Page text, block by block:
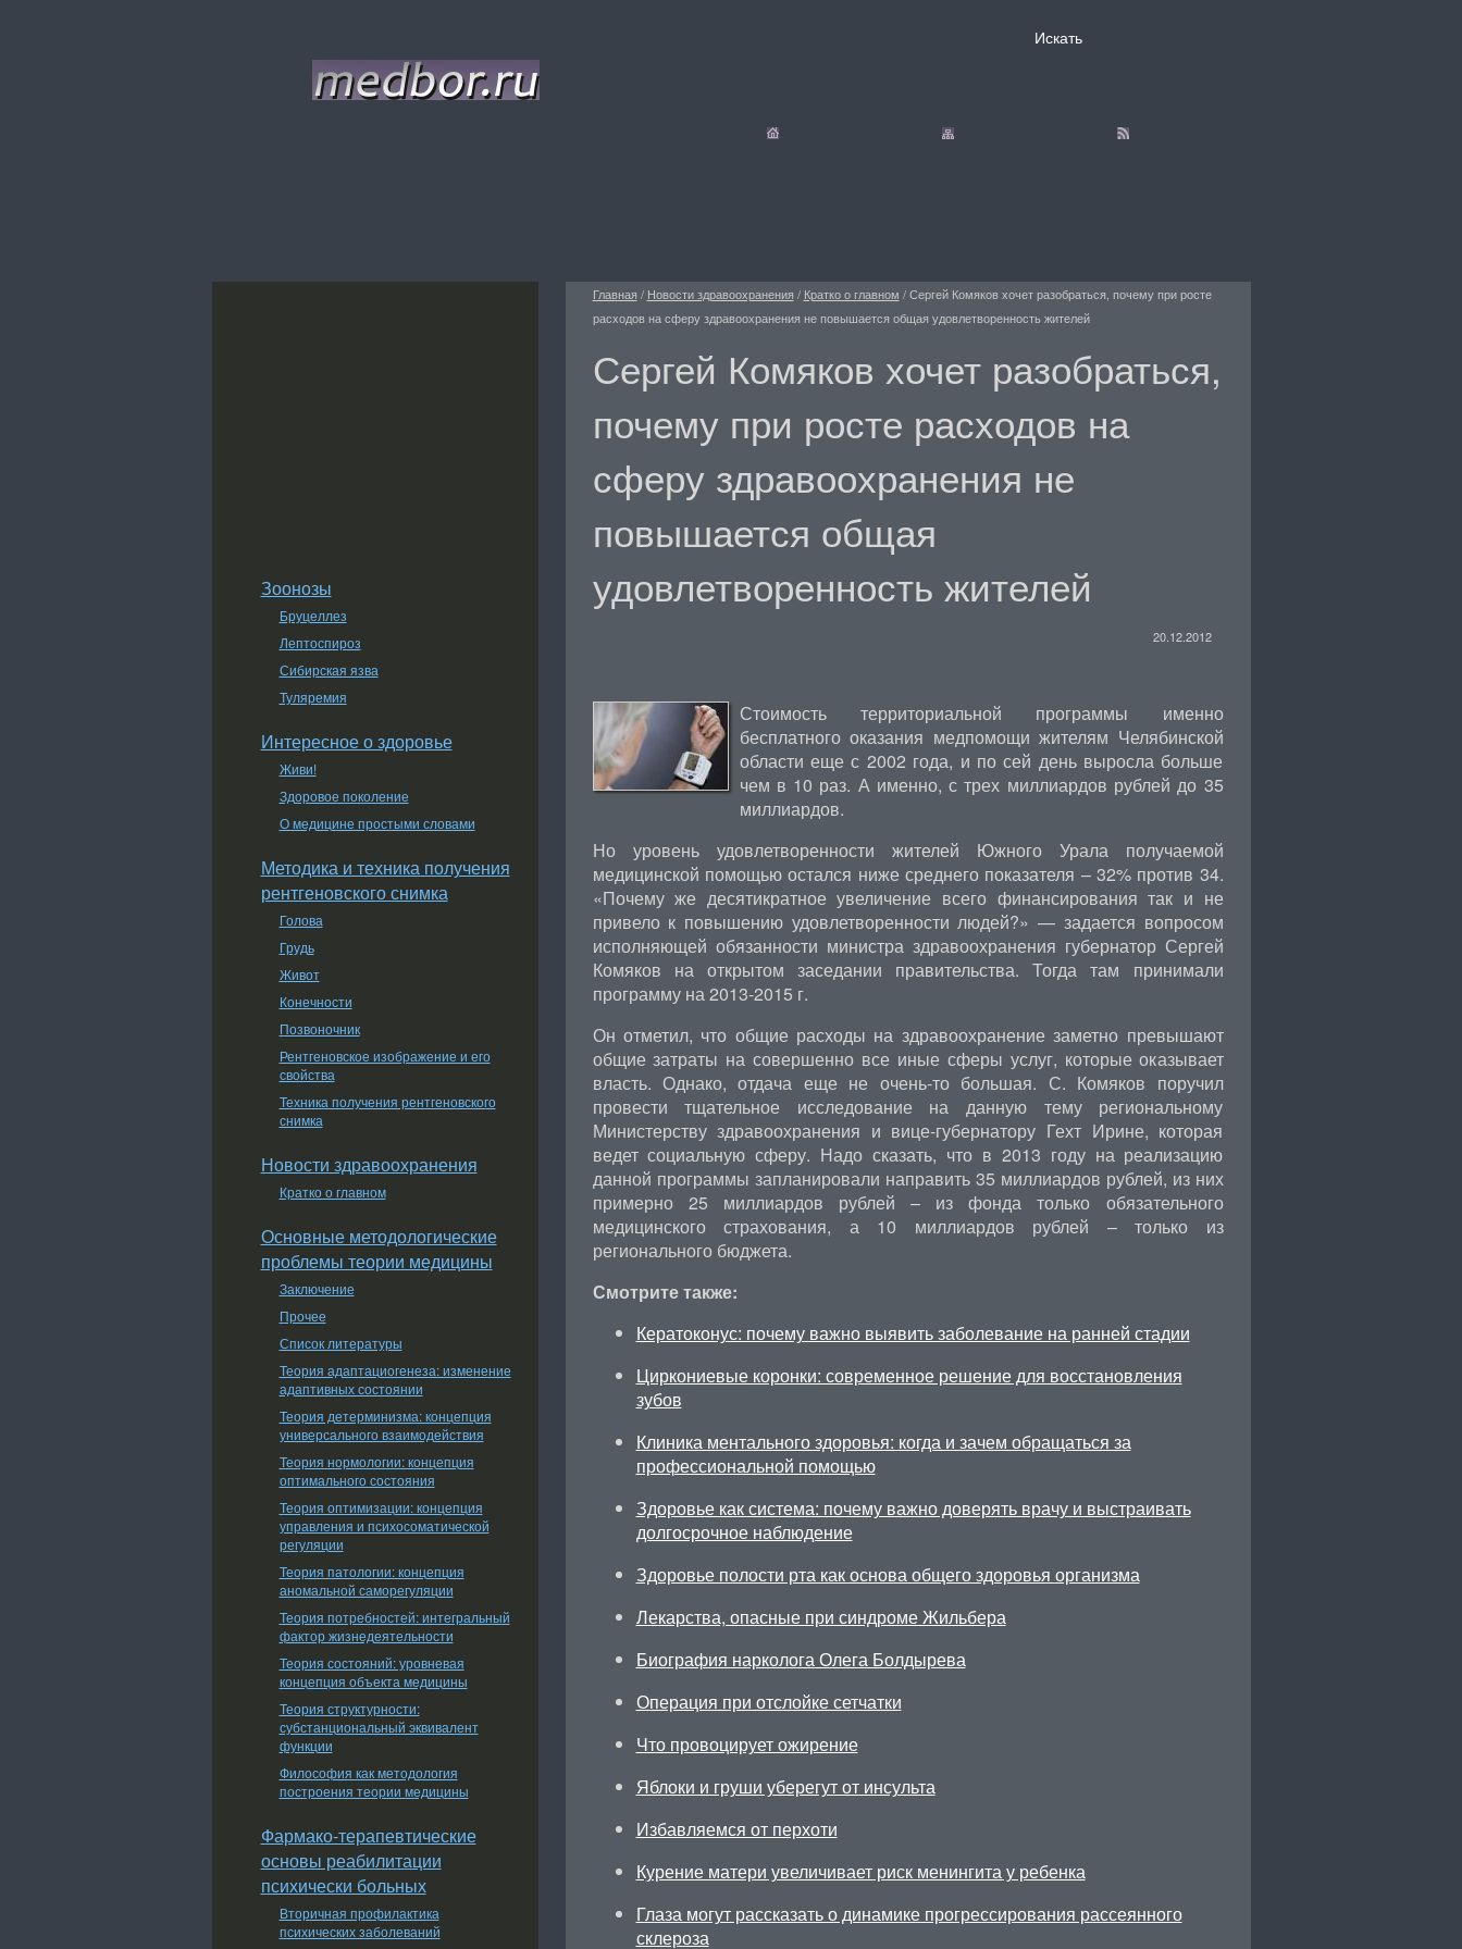
Главная / Новости здравоохранения / Кратко о главном /Сергей Комяков хочет разобраться, почему при росте
расходов на сферу здравоохранения не повышается общая удовлетворенность жителей
Сергей Комяков хочет разобраться,
почему при росте расходов на
сферу здравоохранения не
повышается общая
удовлетворенность жителей
20.12.2012
Стоимость территориальной программы именно
бесплатного оказания медпомощи жителям Челябинской
области еще с 2002 года, и по сей день выросла больше
чем в 10 раз. А именно, с трех миллиардов рублей до 35
миллиардов.
Но уровень удовлетворенности жителей Южного Урала получаемой
медицинской помощью остался ниже среднего показателя – 32% против 34.
«Почему же десятикратное увеличение всего финансирования так и не
привело к повышению удовлетворенности людей?» — задается вопросом
исполняющей обязанности министра здравоохранения губернатор Сергей
Комяков на открытом заседании правительства. Тогда там принимали
программу на 2013-2015 г.
Он отметил, что общие расходы на здравоохранение заметно превышают
общие затраты на совершенно все иные сферы услуг, которые оказывает
власть. Однако, отдача еще не очень-то большая. С. Комяков поручил
провести тщательное исследование на данную тему региональному
Министерству здравоохранения и вице-губернатору Гехт Ирине, которая
ведет социальную сферу. Надо сказать, что в 2013 году на реализацию
данной программы запланировали направить 35 миллиардов рублей, из них
примерно 25 миллиардов рублей – из фонда только обязательного
медицинского страхования, а 10 миллиардов рублей – только из
регионального бюджета.
Смотрите также:
Кератоконус: почему важно выявить заболевание на ранней стадии
Циркониевые коронки: современное решение для восстановления
зубов
Клиника ментального здоровья: когда и зачем обращаться за
профессиональной помощью
Здоровье как система: почему важно доверять врачу и выстраивать
долгосрочное наблюдение
Здоровье полости рта как основа общего здоровья организма
Лекарства, опасные при синдроме Жильбера
Биография нарколога Олега Болдырева
Операция при отслойке сетчатки
Что провоцирует ожирение
Яблоки и груши уберегут от инсульта
Избавляемся от перхоти
Курение матери увеличивает риск менингита у ребенка
Глаза могут рассказать о динамике прогрессирования рассеянного
склероза
Зоонозы
Бруцеллез
Лептоспироз
Сибирская язва
Туляремия
Интересное о здоровье
Живи!
Здоровое поколение
О медицине простыми словами
Методика и техника получения
рентгеновского снимка
Голова
Грудь
Живот
Конечности
Позвоночник
Рентгеновское изображение и его
свойства
Техника получения рентгеновского
снимка
Новости здравоохранения
Кратко о главном
Основные методологические
проблемы теории медицины
Заключение
Прочее
Список литературы
Теория адаптациогенеза: изменение
адаптивных состоянии
Теория детерминизма: концепция
универсального взаимодействия
Теория нормологии: концепция
оптимального состояния
Теория оптимизации: концепция
управления и психосоматической
регуляции
Теория патологии: концепция
аномальной саморегуляции
Теория потребностей: интегральный
фактор жизнедеятельности
Теория состояний: уровневая
концепция объекта медицины
Теория структурности:
субстанциональный эквивалент
функции
Философия как методология
построения теории медицины
Фармако-терапевтические
основы реабилитации
психически больных
Вторичная профилактика
психических заболеваний